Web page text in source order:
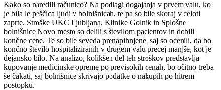
Kako so naredili računico? Na podlagi dogajanja v prvem valu, ko
je bila le peščica ljudi v bolnišnicah, te pa so bile skoraj v celoti
zaprte. Stroške UKC Ljubljana, Klinike Golnik in Splošne
bolnišnice Novo mesto so delili s številom pacientov in dobili
končne cene. Te so bile seveda prenapihnjene, saj so ocenili, da bo
končno število hospitaliziranih v drugem valu precej manjše, kot je
dejansko bilo. Na analizo, kolikšen del teh stroškov predstavlja
kupovanje medicinske opreme po previsokih cenah, bo očitno treba
še čakati, saj bolnišnice skrivajo podatke o nakupih po hitrem
postopku.